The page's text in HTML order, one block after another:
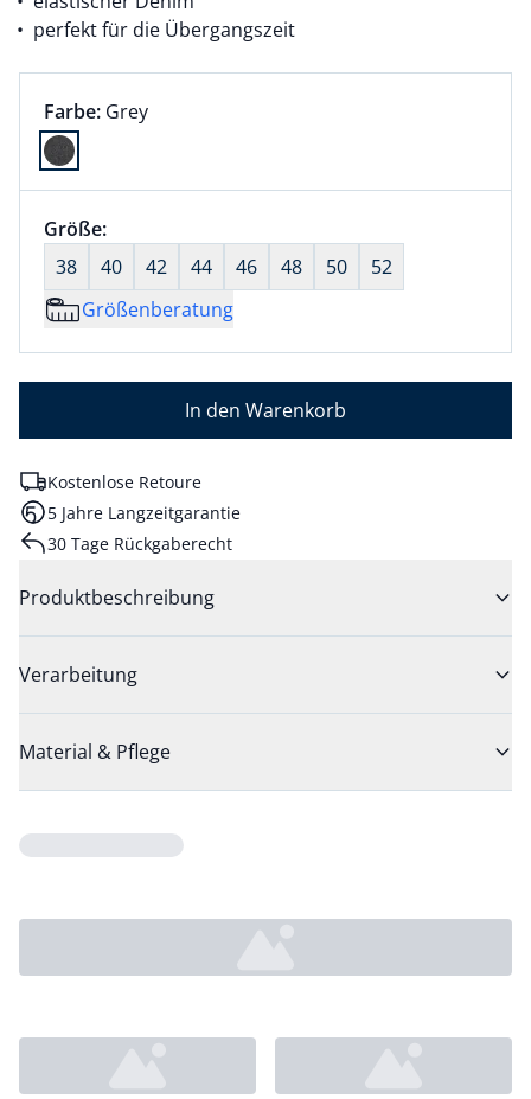
perfekt für die Übergangszeit
Farbauswahl:
Farbe: aktuell ausgewählt:
Grey
Farbe Grey ausgewählt
Größenauswahl:
Größe:nichts ausgewählt
38
40 42 44 46 48 50
52
Größenberatung
In den Warenkorb
Kostenlose Retoure
5 Jahre Langzeitgarantie
30 Tage Rückgaberecht
Produktbeschreibung
Verarbeitung
Material & Pflege